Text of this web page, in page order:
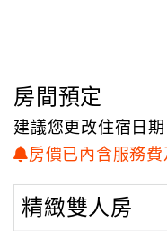
地
圖
顧
務
房間預定
建議您更改住宿日
房價已內含服務費
精緻雙人房